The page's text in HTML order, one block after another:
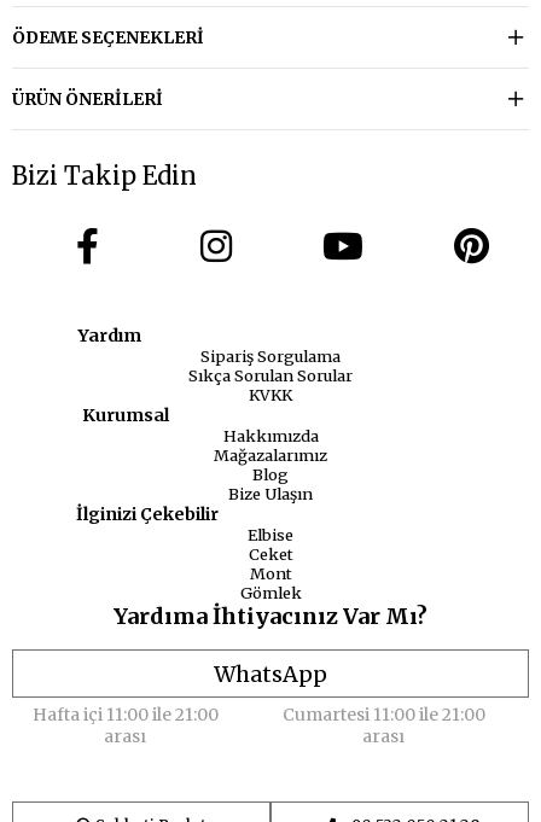
ÖDEME SEÇENEKLERI
ÜRÜN ÖNERILERI
Bizi Takip Edin
Yardım
Sipariş Sorgulama
Sıkça Sorulan Sorular
KVKK
Kurumsal
Hakkımızda
Mağazalarımız
Blog
Bize Ulaşın
İlginizi Çekebilir
Elbise
Ceket
Mont
Gömlek
Yardıma İhtiyacınız Var Mı?
WhatsApp
Hafta içi 11:00 ile 21:00
arası
Cumartesi 11:00 ile 21:00
arası